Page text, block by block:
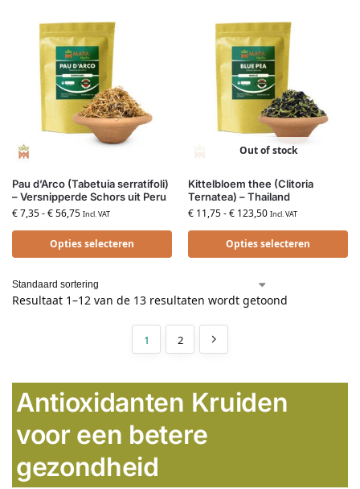
Pau d’Arco (Tabetuia serratifoli)
– Versnipperde Schors uit Peru
€7,35-€56,75 Incl. VAT
Opties selecteren
Out of stock
Kittelbloem thee (Clitoria
Ternatea) – Thailand
€ 11,75-€ 123,50 Incl. VAT
Opties selecteren
Resultaat 1–12 van de 13 resultaten wordt getoond
1 2
Antioxidanten Kruiden
voor een betere
gezondheid